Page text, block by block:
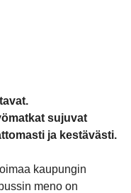
sujuvat
ja kestävästi.
kaupungin
meno on